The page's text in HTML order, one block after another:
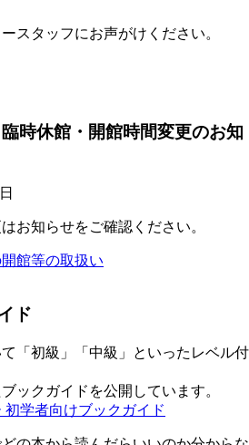
スタッフにお声がけください。
時休館・開館時間変更のお知
お知らせをご確認ください。
館等の取扱い
ド
「初級」「中級」といったレベル付
ックガイドを公開しています。
学者向けブックガイド